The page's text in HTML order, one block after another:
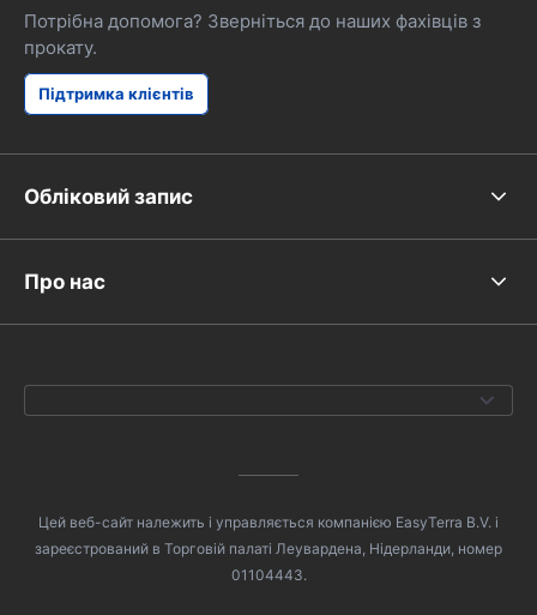
Потрібна допомога? Зверніться до наших фахівців з
прокату.
Підтримка клієнтів
Обліковий запис
Про нас
Цей веб-сайт належить і управляється компанією EasyTerra B.V. і
зареєстрований в Торговій палаті Леувардена, Нідерланди, номер
01104443.